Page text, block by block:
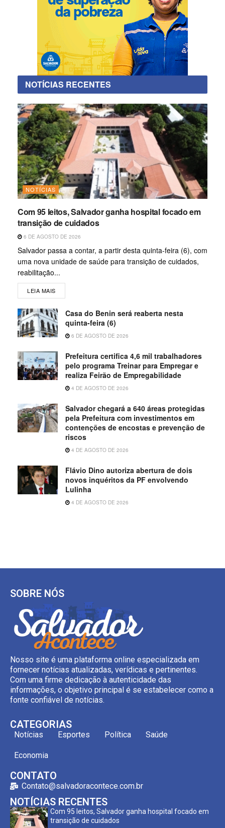
NOTÍCIAS RECENTES
NOTÍCIAS
Com 95 leitos, Salvador ganha hospital focado em
transição de cuidados
6 DE AGOSTO DE 2026
Salvador passa a contar, a partir desta quinta-feira (6), com
uma nova unidade de saúde para transição de cuidados,
reabilitação...
LEIA MAIS
Casa do Benin será reaberta nesta
quinta-feira (6)
6 DE AGOSTO DE 2026
Prefeitura certifica 4,6 mil trabalhadores
pelo programa Treinar para Empregar e
realiza Feirão de Empregabilidade
4 DE AGOSTO DE 2026
Salvador chegará a 640 áreas protegidas
pela Prefeitura com investimentos em
contenções de encostas e prevenção de
riscos
4 DE AGOSTO DE 2026
Flávio Dino autoriza abertura de dois
novos inquéritos da PF envolvendo
Lulinha
4 DE AGOSTO DE 2026
SOBRE NÓS
Nosso site é uma plataforma online especializada em
fornecer notícias atualizadas, verídicas e pertinentes.
Com uma firme dedicação à autenticidade das
informações, o objetivo principal é se estabelecer como a
fonte confiável de notícias.
CATEGORIAS
Notícias Esportes Política Saúde
Economia
CONTATO
Contato@salvadoracontece.com.br
NOTÍCIAS RECENTES
Com 95 leitos, Salvador ganha hospital focado em
transição de cuidados